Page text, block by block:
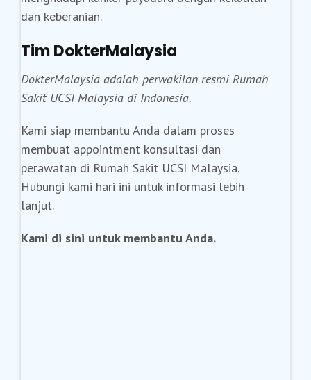
dan keberanian.
Tim DokterMalaysia
DokterMalaysia adalah perwakilan resmi Rumah
Sakit UCSI Malaysia di Indonesia.
Kami siap membantu Anda dalam proses
membuat appointment konsultasi dan
perawatan di Rumah Sakit UCSI Malaysia.
Hubungi kami hari ini untuk informasi lebih
lanjut.
Kami di sini untuk membantu Anda.